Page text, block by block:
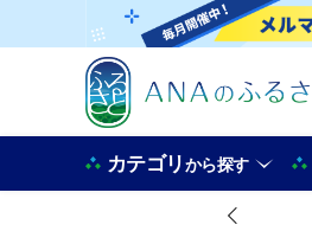
カテゴリから探す